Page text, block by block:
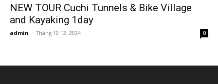
NEW TOUR Cuchi Tunnels & Bike Village
and Kayaking 1day
admin - Tháng 10 12, 2024 0